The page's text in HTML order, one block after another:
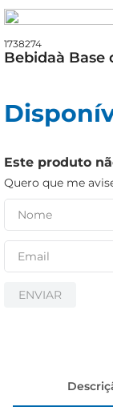
1738274
Bebidaà Base
Este produto
Quero que me
ENVIAR
leite
queijo
azeite
papel
cerveja